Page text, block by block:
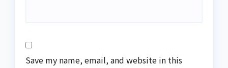
Save my name, email, and website in this